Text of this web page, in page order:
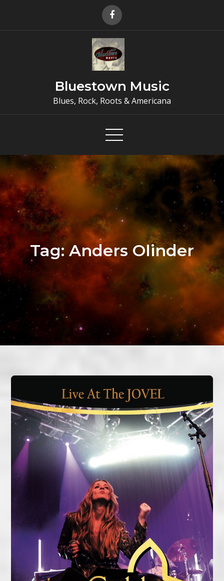
Bluestown Music
Blues, Rock, Roots & Americana
Tag:Anders Olinder